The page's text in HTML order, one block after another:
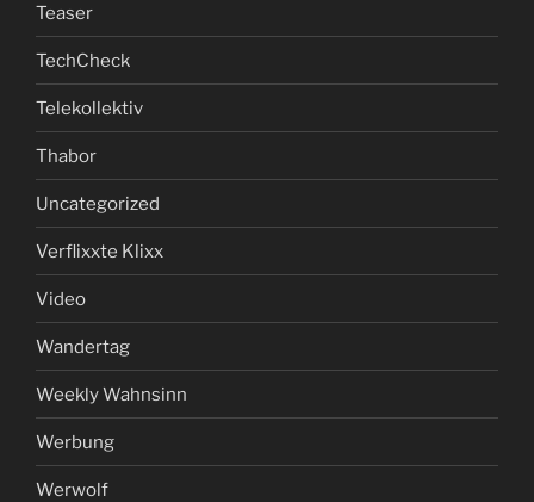
Teaser
TechCheck
Telekollektiv
Thabor
Uncategorized
Verflixxte Klixx
Video
Wandertag
Weekly Wahnsinn
Werbung
Werwolf